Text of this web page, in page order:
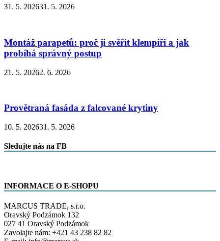
31. 5. 202631. 5. 2026
Montáž parapetů: proč ji svěřit klempíři a jak
probíhá správný postup
21. 5. 20262. 6. 2026
Provětraná fasáda z falcované krytiny
10. 5. 202631. 5. 2026
Sledujte nás na FB
INFORMACE O E-SHOPU
MARCUS TRADE, s.r.o.
Oravský Podzámok 132
027 41 Oravský Podzámok
Zavolajte nám: +421 43 238 82 82